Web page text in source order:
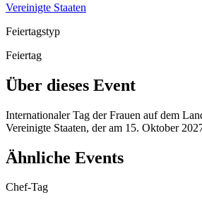
Vereinigte Staaten
Feiertagstyp
Feiertag
Über dieses Event
Internationaler Tag der Frauen auf dem
Vereinigte Staaten, der am 15. Oktober
Ähnliche Events
Chef-Tag